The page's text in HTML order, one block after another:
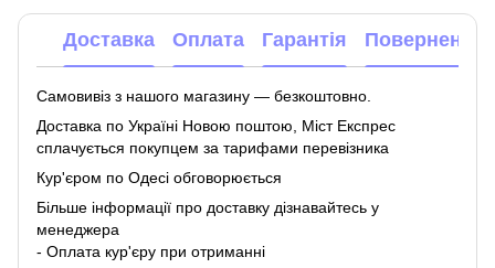
Доставка Оплата Гарантія Повернення
Самовивіз з нашого магазину — безкоштовно.
Доставка по Україні Новою поштою, Міст Експрес
сплачується покупцем за тарифами перевізника
Кур'єром по Одесі обговорюється
Більше інформації про доставку дізнавайтесь у
менеджера
- Оплата кур'єру при отриманні